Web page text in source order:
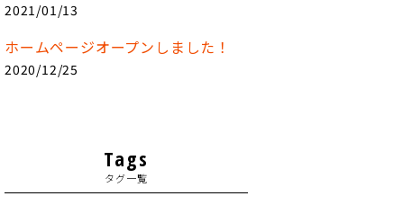
2021/01/13
ホームページオープンしました！
2020/12/25
Tags
タグ一覧